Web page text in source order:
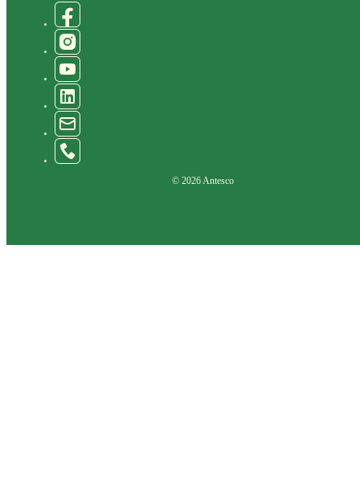
© 2026 Antesco